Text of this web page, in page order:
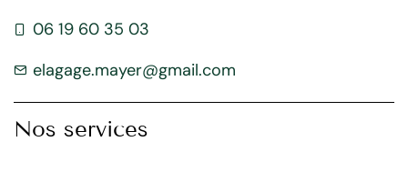
06 19 60 35 03
elagage.mayer@gmail.com
Nos services